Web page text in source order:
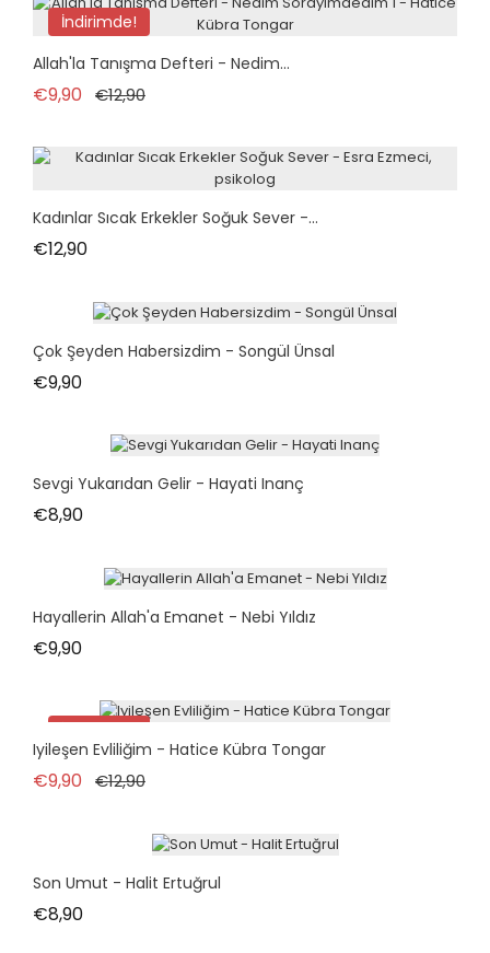
İndirimde!
Allah'la Tanışma Defteri - Nedim...
€9,90 Normal fiyat
€12,90Fiyat
Kadınlar Sıcak Erkekler Soğuk Sever -...
€12,90Fiyat
Çok Şeyden Habersizdim - Songül Ünsal
€9,90Fiyat
Sevgi Yukarıdan Gelir - Hayati Inanç
€8,90Fiyat
Hayallerin Allah'a Emanet - Nebi Yıldız
€9,90Fiyat
İndirimde!
Iyileşen Evliliğim - Hatice Kübra Tongar
€9,90 Normal fiyat
€12,90Fiyat
Son Umut - Halit Ertuğrul
€8,90Fiyat